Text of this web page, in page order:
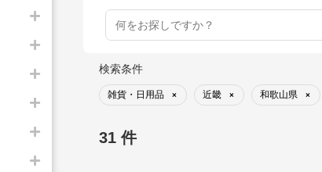
検索条件
雑貨・日用品 × 近畿 × 和歌山県 ×
31 件